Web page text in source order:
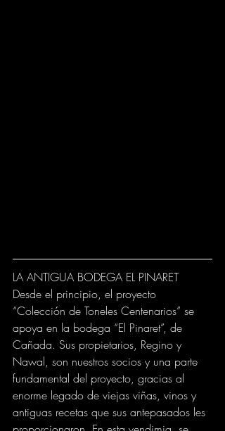
LA ANTIGUA BODEGA EL PINARET
Desde el principio, el proyecto
“Colección de Toneles Centenarios” se
apoya en la bodega “El Pinaret”, de
Cañada. Sus propietarios, Regino y
Nawal, son nuestros socios y una parte
fundamental del proyecto, gracias al
enorme legado de viejas viñas, vinos y
antiguas recetas que sus antepasados les